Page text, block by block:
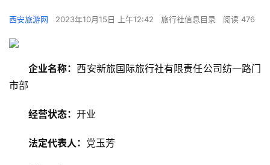
西安旅游网 2023年10月15日 上午12:42 旅行社信息目录 阅读 476
企业名称： 西安新旅国际旅行社有限责任公司纺一路门
市部
经营状态： 开业
法定代表人： 党玉芳